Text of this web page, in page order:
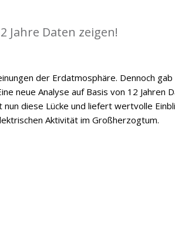
Jahre Daten zeigen!
der Erdatmosphäre. Dennoch
neue Analyse auf Basis von 12 Jahren
diese Lücke und liefert wertvolle
Aktivität im Großherzogtum.